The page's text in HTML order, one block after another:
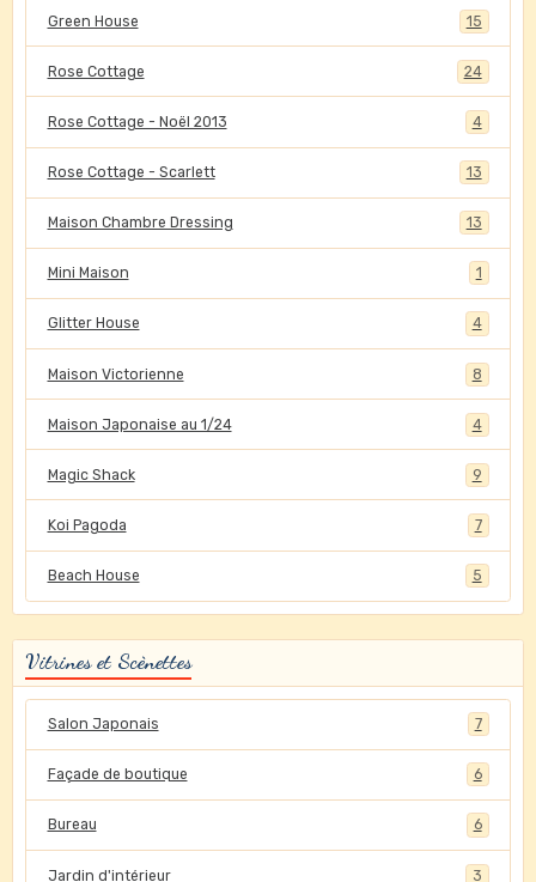
Green House 15
Rose Cottage 24
Rose Cottage - Noël 2013 4
Rose Cottage - Scarlett 13
Maison Chambre Dressing 13
Mini Maison 1
Glitter House 4
Maison Victorienne 8
Maison Japonaise au 1/24 4
Magic Shack 9
Koi Pagoda 7
Beach House 5
Vitrines et Scènettes
Salon Japonais 7
Façade de boutique 6
Bureau 6
Jardin d'intérieur 3